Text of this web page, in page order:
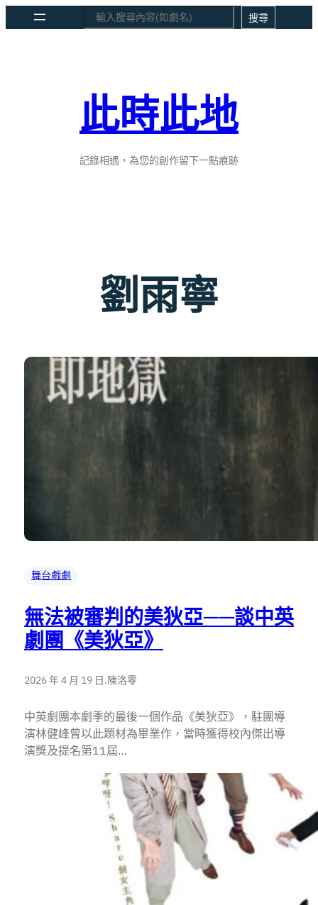
至
Search 搜尋
此時此地
記錄相遇，為您的創作留下一點痕跡
劉雨寧
舞台戲劇
無法被審判的美狄亞——談中英
劇團《美狄亞》
2026 年 4 月 19 日.陳洛零
中英劇團本劇季的最後一個作品《美狄亞》，駐團導
演林健峰曾以此題材為畢業作，當時獲得校內傑出導
演獎及提名第11屆…